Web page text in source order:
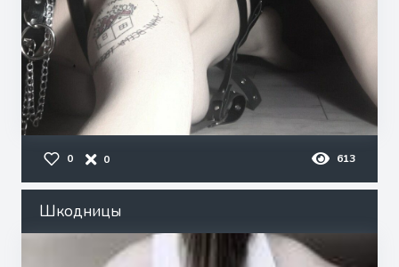
0 0 613
Шкодницы